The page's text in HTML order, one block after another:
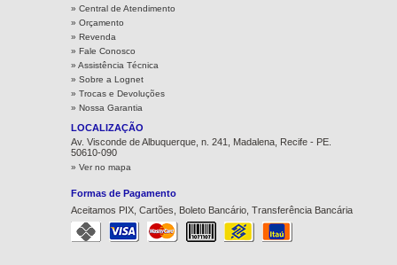
» Central de Atendimento
» Orçamento
» Revenda
» Fale Conosco
» Assistência Técnica
» Sobre a Lognet
» Trocas e Devoluções
» Nossa Garantia
LOCALIZAÇÃO
Av. Visconde de Albuquerque, n. 241, Madalena, Recife - PE.
50610-090
» Ver no mapa
Formas de Pagamento
Aceitamos PIX, Cartões, Boleto Bancário, Transferência Bancária